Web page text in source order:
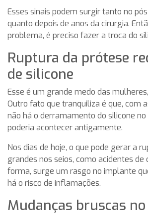
Esses sinais podem surgir tanto no
quanto depois de anos da cirurgia.
problema, é preciso fazer a troca do
Ruptura da prótese
de silicone
Esse é um grande medo das
Outro fato que tranquiliza é que, com
não há o derramamento do silicone no
poderia acontecer antigamente.
Nos dias de hoje, o que pode gerar a
grandes nos seios, como acidentes de
forma, surge um rasgo no implante
há o risco de inflamações.
Mudanças bruscas